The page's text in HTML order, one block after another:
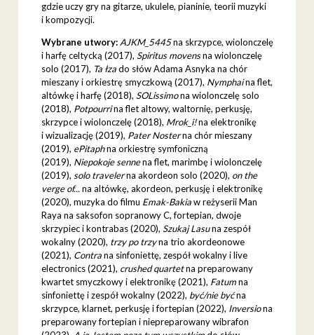
gdzie uczy gry na gitarze, ukulele, pianinie, teorii muzyki
i kompozycji.
Wybrane utwory:AJKM_5445na skrzypce, wiolonczelę
i harfę celtycką (2017), Spiritus movensna wiolonczelę
solo (2017), Ta łzado słów Adama Asnyka na chór
mieszany i orkiestrę smyczkową (2017), Nymphaina flet,
altówkę i harfę (2018), SOLissimona wiolonczelę solo
(2018), Potpourrina flet altowy, waltornię, perkusję,
skrzypce i wiolonczelę (2018), Mrok_i!na elektronikę
i wizualizację (2019), Pater Nosterna chór mieszany
(2019), ePitaphna orkiestrę symfoniczną
(2019), Niepokoje sennena flet, marimbę i wiolonczelę
(2019), solo travelerna akordeon solo (2020), on the
verge of...na altówkę, akordeon, perkusję i elektronikę
(2020), muzyka do filmu Emak-Bakiaw reżyserii Man
Raya na saksofon sopranowy C, fortepian, dwoje
skrzypiec i kontrabas (2020), Szukaj Lasuna zespół
wokalny (2020), trzy po trzyna trio akordeonowe
(2021), Contrana sinfoniettę, zespół wokalny i live
electronics (2021), crushed quartetna preparowany
kwartet smyczkowy i elektronikę (2021), Fatumna
sinfoniettę i zespół wokalny (2022), być/nie byćna
skrzypce, klarnet, perkusję i fortepian (2022), Inversiona
preparowany fortepian i niepreparowany wibrafon